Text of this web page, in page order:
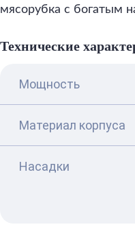
мясорубка с богатым
Технические
Мощность
Материал корпуса
Насадки